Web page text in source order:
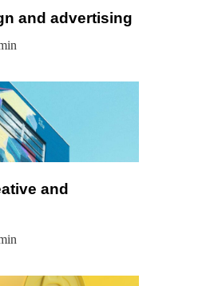
and advertising
and